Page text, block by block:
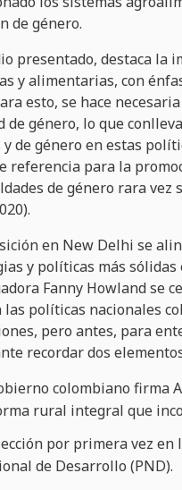
de género.
presentado, destaca la
y alimentarias, con
esto, se hace
de género, lo que
y de género en estas
referencia para la
de género rara vez
en New Delhi se
y políticas más
Fanny Howland se
las políticas nacionales
pero antes, para
recordar dos
colombiano firma
rural integral que
por primera vez
de Desarrollo (PND).